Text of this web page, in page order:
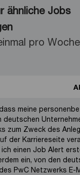
ähnliche Jobs
pro Woche
meine
deutschen
zum Zweck des
der Karriereseite
ich einen Job Alert
ein, von den
PwC Netzwerks E-